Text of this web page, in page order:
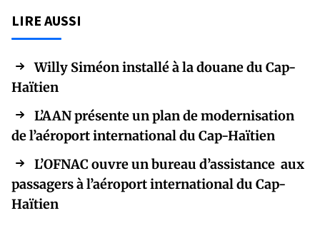
LIRE AUSSI
Willy Siméon installé à la douane du Cap-
Haïtien
L’AAN présente un plan de modernisation
de l’aéroport international du Cap-Haïtien
L’OFNAC ouvre un bureau d’assistance aux
passagers à l’aéroport international du Cap-
Haïtien